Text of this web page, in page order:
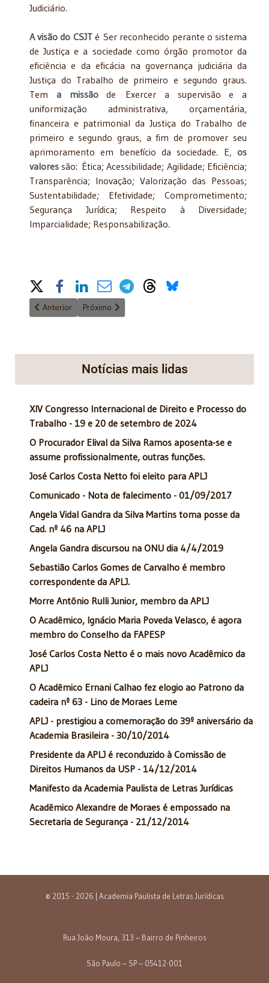
Judiciário.
A visão do CSJTé Ser reconhecido perante o sistema
de Justiça e a sociedade como órgão promotor da
eficiência e da eficácia na governança judiciária da
Justiça do Trabalho de primeiro e segundo graus.
Tem a missãode Exercer a supervisão e a
uniformização administrativa, orçamentária,
financeira e patrimonial da Justiça do Trabalho de
primeiro e segundo graus, a fim de promover seu
aprimoramento em benefício da sociedade. E, os
valores são: Ética; Acessibilidade; Agilidade; Eficiência;
Transparência; Inovação; Valorização das Pessoas;
Sustentabilidade; Efetividade; Comprometimento;
Segurança Jurídica; Respeito à Diversidade;
Imparcialidade; Responsabilização.
Share on Social Media
Artigo anterior: 4º Seminário Internacional de Direito Público
Anterior Próximo artigo: Ives Gandra - XII Congresso de
Próximo
Notícias mais lidas
XIV Congresso Internacional de Direito e Processo do
Trabalho - 19 e 20 de setembro de 2024
O Procurador Elival da Silva Ramos aposenta-se e
assume profissionalmente, outras funções.
José Carlos Costa Netto foi eleito para APLJ
Comunicado - Nota de falecimento - 01/09/2017
Angela Vidal Gandra da Silva Martins toma posse da
Cad. nº 46 na APLJ
Angela Gandra discursou na ONU dia 4/4/2019
Sebastião Carlos Gomes de Carvalho é membro
correspondente da APLJ.
Morre Antônio Rulli Junior, membro da APLJ
O Acadêmico, Ignácio Maria Poveda Velasco, é agora
membro do Conselho da FAPESP
José Carlos Costa Netto é o mais novo Acadêmico da
APLJ
O Acadêmico Ernani Calhao fez elogio ao Patrono da
cadeira nº 63 - Lino de Moraes Leme
APLJ - prestigiou a comemoração do 39º aniversário da
Academia Brasileira - 30/10/2014
Presidente da APLJ é reconduzido à Comissão de
Direitos Humanos da USP - 14/12/2014
Manifesto da Academia Paulista de Letras Jurídicas
Acadêmico Alexandre de Moraes é empossado na
Secretaria de Segurança - 21/12/2014
© 2015 - 2026 | Academia Paulista de Letras Jurídicas
Rua João Moura, 313 – Bairro de Pinheiros
São Paulo – SP – 05412-001